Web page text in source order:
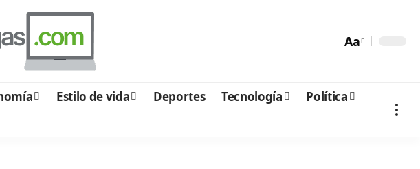
Aa
Estilo de vida Deportes Tecnología
Política